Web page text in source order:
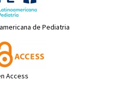
de Pediatria
Access